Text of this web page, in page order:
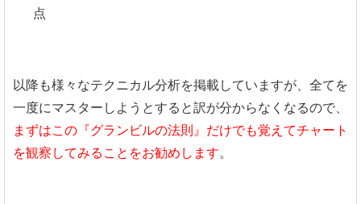
点
以降も様々なテクニカル分析を掲載していますが、全てを
一度にマスターしようとすると訳が分からなくなるので、
まずはこの『グランビルの法則』だけでも覚えてチャート
を観察してみることをお勧めします。